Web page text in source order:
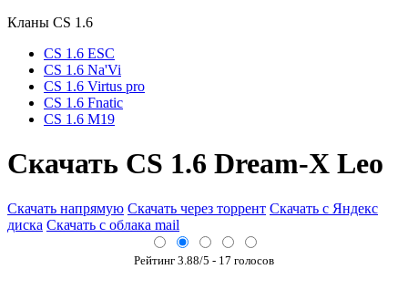
Кланы СS 1.6
CS 1.6 ESC
CS 1.6 Na'Vi
CS 1.6 Virtus pro
CS 1.6 Fnatic
CS 1.6 M19
Cкачать CS 1.6 Dream-X Leo
Скачать напрямую Скачать через торрент Скачать с Яндекс
диска Скачать с облака mail
Рейтинг 3.88/5 - 17 голосов